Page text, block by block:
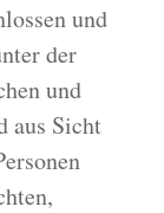
und
der
und
aus Sicht